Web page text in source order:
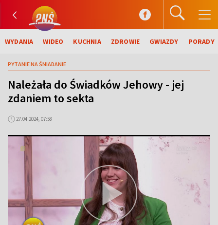
WYDANIA WIDEO KUCHNIA ZDROWIE GWIAZDY PORADY
PYTANIE NA ŚNIADANIE
Należała do Świadków Jehowy - jej
zdaniem to sekta
27.04.2024, 07:58